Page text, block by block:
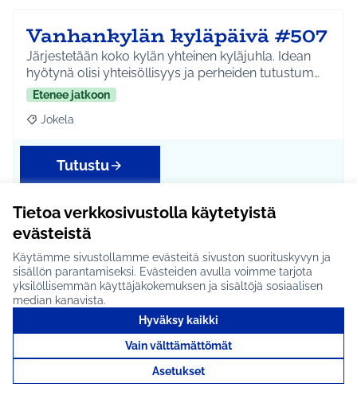
Tietoa verkkosivustolla käytetyistä
evästeistä
Käytämme sivustollamme evästeitä sivuston suorituskyvyn ja
sisällön parantamiseksi. Evästeiden avulla voimme tarjota
yksilöllisemmän käyttäjäkokemuksen ja sisältöjä sosiaalisen
median kanavista.
Hyväksy kaikki
Vain välttämättömät
Asetukset
Vanhankylän kyläpäivä #507
Järjestetään koko kylän yhteinen kyläjuhla. Idean
hyötynä olisi yhteisöllisyys ja perheiden tutustum…
Etenee jatkoon
Rajaa tulokset aihepiirin mukaan: Jokela
Jokela
Tutustu
Harrastuspaikkojen
lisääminen #953
Enemmän harrastuspaikkoja Tuusulaan. Idean
antoivat Hyökkälän koulun 6.-luokkalaiset.
Etenee jatkoon
Rajaa tulokset aihepiirin mukaan: Koko Tuusula
Koko Tuusula